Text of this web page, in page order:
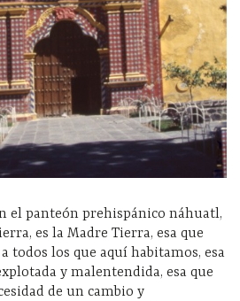
el panteón prehispánico náhuatl,
es la Madre Tierra, esa que
todos los que aquí habitamos, esa
y malentendida, esa que
de un cambio y